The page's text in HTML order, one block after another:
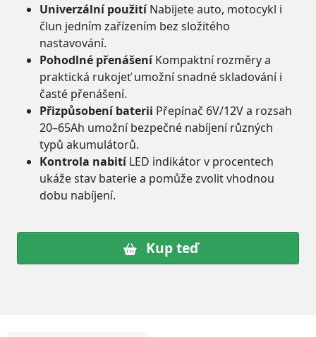
Univerzální použitíNabijete auto, motocykl i
člun jedním zařízením bez složitého
nastavování.
Pohodlné přenášeníKompaktní rozměry a
praktická rukojeť umožní snadné skladování i
časté přenášení.
Přizpůsobení baterii Přepínač 6V/12V a rozsah
20–65Ah umožní bezpečné nabíjení různých
typů akumulátorů.
Kontrola nabitíLED indikátor v procentech
ukáže stav baterie a pomůže zvolit vhodnou
dobu nabíjení.
Kup teď